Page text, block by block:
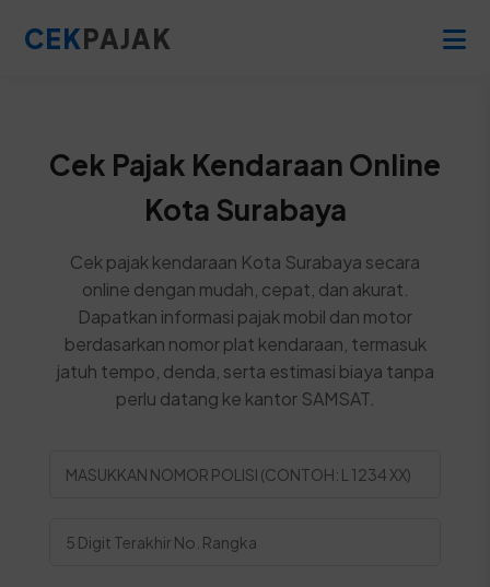
CEKPAJAK
Cek Pajak Kendaraan Online
Kota Surabaya
Cek pajak kendaraan Kota Surabaya secara
online dengan mudah, cepat, dan akurat.
Dapatkan informasi pajak mobil dan motor
berdasarkan nomor plat kendaraan, termasuk
jatuh tempo, denda, serta estimasi biaya tanpa
perlu datang ke kantor SAMSAT.